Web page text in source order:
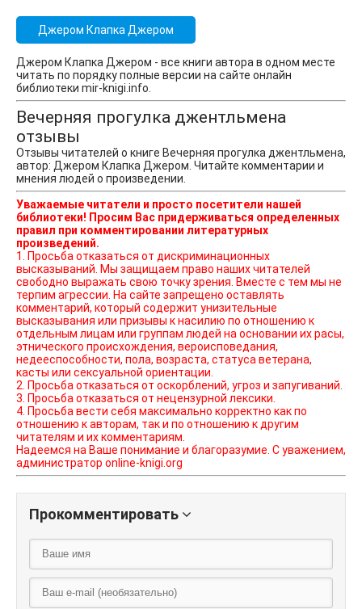
Джером Клапка Джером
Джером Клапка Джером - все книги автора в одном месте
читать по порядку полные версии на сайте онлайн
библиотеки mir-knigi.info.
Вечерняя прогулка джентльмена
отзывы
Отзывы читателей о книге Вечерняя прогулка джентльмена,
автор: Джером Клапка Джером. Читайте комментарии и
мнения людей о произведении.
Уважаемые читатели и просто посетители нашей
библиотеки! Просим Вас придерживаться определенных
правил при комментировании литературных
произведений.
1. Просьба отказаться от дискриминационных
высказываний. Мы защищаем право наших читателей
свободно выражать свою точку зрения. Вместе с тем мы не
терпим агрессии. На сайте запрещено оставлять
комментарий, который содержит унизительные
высказывания или призывы к насилию по отношению к
отдельным лицам или группам людей на основании их расы,
этнического происхождения, вероисповедания,
недееспособности, пола, возраста, статуса ветерана,
касты или сексуальной ориентации.
2. Просьба отказаться от оскорблений, угроз и запугиваний.
3. Просьба отказаться от нецензурной лексики.
4. Просьба вести себя максимально корректно как по
отношению к авторам, так и по отношению к другим
читателям и их комментариям.
Надеемся на Ваше понимание и благоразумие. С уважением,
администратор online-knigi.org
Прокомментировать